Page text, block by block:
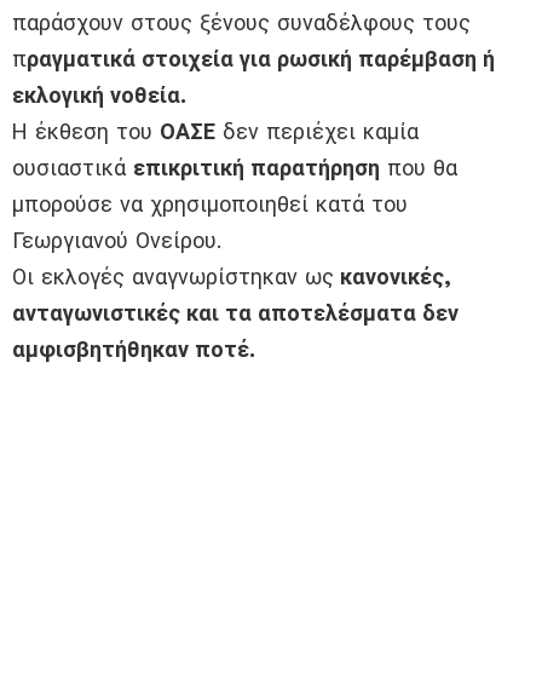
παράσχουν στους ξένους συναδέλφους τους
πραγματικά στοιχεία για ρωσική παρέμβαση ή
εκλογική νοθεία.
Η έκθεση του ΟΑΣΕ δεν περιέχει καμία
ουσιαστικά επικριτική παρατήρηση που θα
μπορούσε να χρησιμοποιηθεί κατά του
Γεωργιανού Ονείρου.
Οι εκλογές αναγνωρίστηκαν ως κανονικές,
ανταγωνιστικές και τα αποτελέσματα δεν
αμφισβητήθηκαν ποτέ.